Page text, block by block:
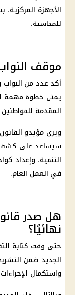
الأجهزة
للمحاسبة.
موقف
أكد عدد من النواب
يمثل خطوة مهمة
المقدمة
ويرى مؤيدو
سيساعد على كشف
التنمية، وإعداد
في العمل العام.
هل صدر
نهائيًا؟
حتى وقت كتابة
الجديد ضمن
واستكمال